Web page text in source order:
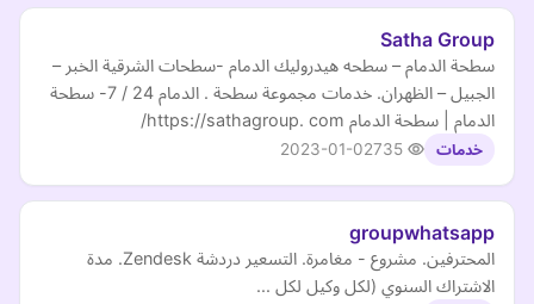
Satha Group
سطحة الدمام – سطحه هيدروليك الدمام -سطحات الشرقية الخبر –
الجبيل – الظهران. خدمات مجموعة سطحة . الدمام 24 / 7- سطحة
الدمام | سطحة الدمام https://sathagroup. com/
خدمات 2023-01-02
groupwhatsapp
المحترفين. مشروع - مغامرة. التسعير دردشة Zendesk. مدة
الاشتراك السنوي (لكل وكيل لكل ...